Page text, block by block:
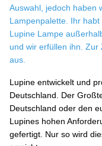
Auswahl, jedoch haben
Lampenpalette. Ihr
Lupine Lampe
und wir erfüllen ihn.
aus.
Lupine entwickelt und
Deutschland. Der
Deutschland oder den
Lupines hohen
gefertigt. Nur so wird